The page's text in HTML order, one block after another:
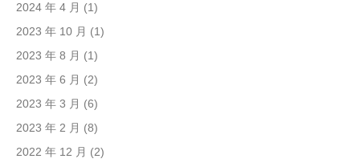
2024 年 4 月 (1)
2023 年 10 月 (1)
2023 年 8 月 (1)
2023 年 6 月 (2)
2023 年 3 月 (6)
2023 年 2 月 (8)
2022 年 12 月 (2)